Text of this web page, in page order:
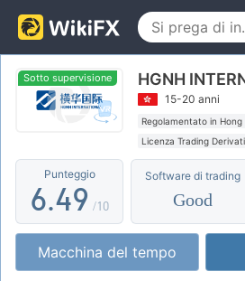
Sotto supervisione HGNH
15-20 anni
Regolamentato in Hong
Licenza Trading
Ambito dell' attività
Hong Kong Market
Alto rischio potenziale
Punteggio
1
2
3
5
6
7
8
.
0
1
3
4
5
6
4
5
6
8
9 /10
Software di trading
Good
Macchina del tempo